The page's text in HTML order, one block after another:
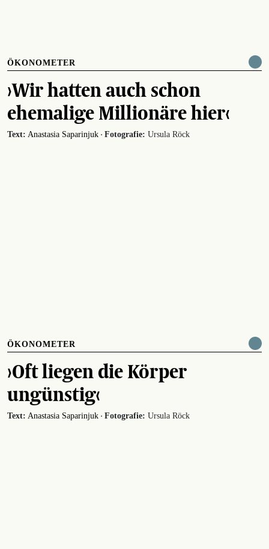
ÖKONOMETER
›Wir hatten auch schon
ehemalige Millionäre hier‹
Text: Anastasia Saparinjuk · Fotografie: Ursula Röck
ÖKONOMETER
›Oft liegen die Körper
ungünstig‹
Text: Anastasia Saparinjuk · Fotografie: Ursula Röck